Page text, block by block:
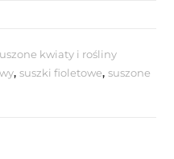
kwiaty i rośliny
,suszki fioletowe,suszone